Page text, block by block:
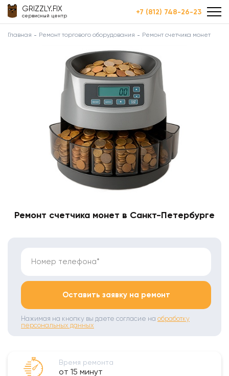
GRIZZLY.FIX
сервисный центр +7 (812) 748-26-23
Главная Ремонт торгового оборудования Ремонт счетчика монет
Ремонт счетчика монет в Санкт-Петербурге
Номер телефона*
Оставить заявку на ремонт
Нажимая на кнопку вы даете согласие на обработку
персональных данных
Время ремонта
от 15 минут